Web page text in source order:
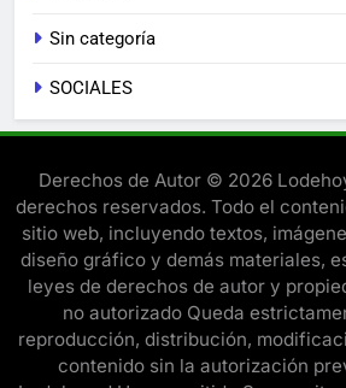
Sin categoría
SOCIALES
Derechos de Autor © 2026
derechos reservados. Todo el
sitio web, incluyendo textos,
diseño gráfico y demás materiales,
leyes de derechos de autor y
no autorizado Queda
reproducción, distribución,
contenido sin la autorización